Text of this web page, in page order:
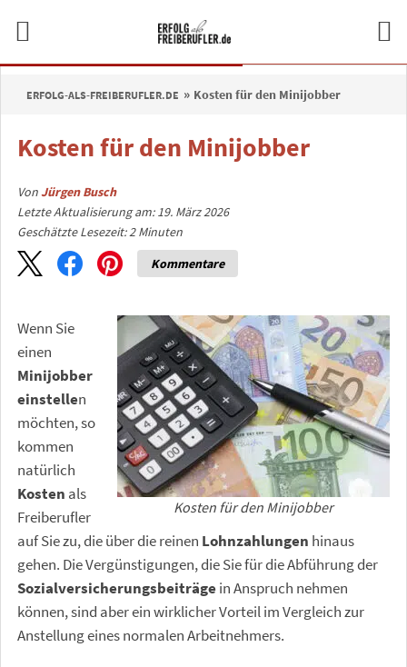
ERFOLG-ALS-FREIBERUFLER.DE Kosten für den Minijobber
Kosten für den Minijobber
VonJürgen Busch
Letzte Aktualisierung am: 19. März 2026
Geschätzte Lesezeit:2 Minuten
Kommentare
Kosten für den Minijobber
Wenn Sie
einen
Minijobber
einstellen
möchten, so
kommen
natürlich
Kosten als
Freiberufler
auf Sie zu, die über die reinen Lohnzahlungen hinaus
gehen. Die Vergünstigungen, die Sie für die Abführung der
Sozialversicherungsbeiträgein Anspruch nehmen
können, sind aber ein wirklicher Vorteil im Vergleich zur
Anstellung eines normalen Arbeitnehmers.